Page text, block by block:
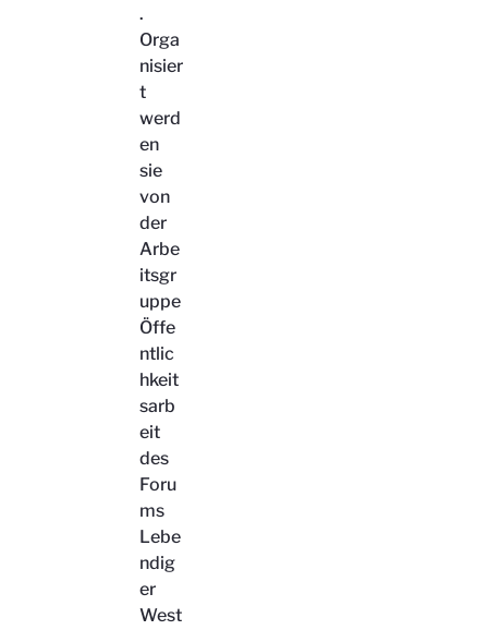
.
Orga
nisier
t
werd
en
sie
von
der
Arbe
itsgr
uppe
Öffe
ntlic
hkeit
sarb
eit
des
Foru
ms
Lebe
ndig
er
West